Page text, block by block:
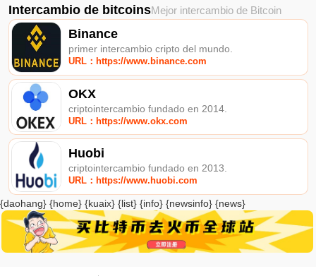
Intercambio de bitcoinsMejor intercambio de Bitcoin
Binance
primer intercambio cripto del mundo.
URL：https://www.binance.com
OKX
criptointercambio fundado en 2014.
URL：https://www.okx.com
Huobi
criptointercambio fundado en 2013.
URL：https://www.huobi.com
{daohang} {home} {kuaix} {list} {info} {newsinfo} {news}